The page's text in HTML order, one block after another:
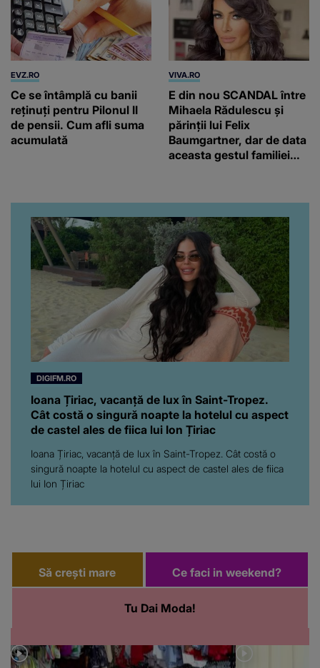
EVZ.RO
Ce se întâmplă cu banii
reținuți pentru Pilonul II
de pensii. Cum afli suma
acumulată
VIVA.RO
E din nou SCANDAL între
Mihaela Rădulescu și
părinții lui Felix
Baumgartner, dar de data
aceasta gestul familiei
noastră! Fostei
prezentatoare nici că-i
vine să creadă că s-a
ajuns până aici, dar e
adevărat, au făcut-o și pe
asta! Și ce a ieșit la iveală
ar fi prea mult pentru
oricine: "Cu… mine, fata
româncă...”
DIGIFM.RO
Ioana Țiriac, vacanță de lux în Saint-Tropez.
Cât costă o singură noapte la hotelul cu aspect
de castel ales de fiica lui Ion Țiriac
Ioana Țiriac, vacanță de lux în Saint-Tropez. Cât costă o
singură noapte la hotelul cu aspect de castel ales de fiica
lui Ion Țiriac
Să crești mare
Tu Dai Moda!
Ce faci in weekend?